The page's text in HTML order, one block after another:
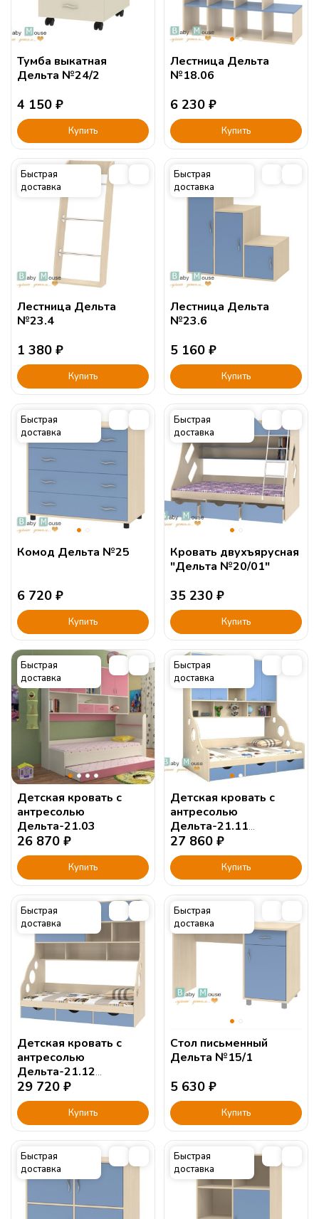
Тумба выкатная
Дельта №24/2
4 150 ₽
Купить
Лестница Дельта
№18.06
6 230 ₽
Купить
Быстрая
доставка
Лестница Дельта
№23.4
1 380 ₽
Купить
Быстрая
доставка
Лестница Дельта
№23.6
5 160 ₽
Купить
Быстрая
доставка
Комод Дельта №25
6 720 ₽
Купить
Быстрая
доставка
Кровать двухъярусная
"Дельта №20/01"
35 230 ₽
Купить
Быстрая
доставка
Детская кровать с
антресолью
Дельта-21.03
26 870 ₽
Купить
Быстрая
доставка
Детская кровать с
антресолью
Дельта-21.11
190х90см.
27 860 ₽
Купить
Быстрая
доставка
Детская кровать с
антресолью
Дельта-21.12
190х90см.
29 720 ₽
Купить
Быстрая
доставка
Стол письменный
Дельта №15/1
5 630 ₽
Купить
Быстрая
доставка
Быстрая
доставка